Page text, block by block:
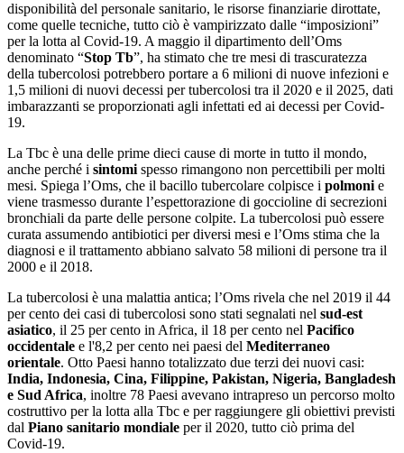
disponibilità del personale sanitario, le risorse finanziarie dirottate,
come quelle tecniche, tutto ciò è vampirizzato dalle “imposizioni”
per la lotta al Covid-19. A maggio il dipartimento dell’Oms
denominato “Stop Tb”, ha stimato che tre mesi di trascuratezza
della tubercolosi potrebbero portare a 6 milioni di nuove infezioni e
1,5 milioni di nuovi decessi per tubercolosi tra il 2020 e il 2025, dati
imbarazzanti se proporzionati agli infettati ed ai decessi per Covid-
19.
La Tbc è una delle prime dieci cause di morte in tutto il mondo,
anche perché i sintomi spesso rimangono non percettibili per molti
mesi. Spiega l’Oms, che il bacillo tubercolare colpisce i polmoni e
viene trasmesso durante l’espettorazione di goccioline di secrezioni
bronchiali da parte delle persone colpite. La tubercolosi può essere
curata assumendo antibiotici per diversi mesi e l’Oms stima che la
diagnosi e il trattamento abbiano salvato 58 milioni di persone tra il
2000 e il 2018.
La tubercolosi è una malattia antica; l’Oms rivela che nel 2019 il 44
per cento dei casi di tubercolosi sono stati segnalati nel sud-est
asiatico, il 25 per cento in Africa, il 18 per cento nel Pacifico
occidentale e l'8,2 per cento nei paesi del Mediterraneo
orientale. Otto Paesi hanno totalizzato due terzi dei nuovi casi:
India, Indonesia, Cina, Filippine, Pakistan, Nigeria, Bangladesh
e Sud Africa, inoltre 78 Paesi avevano intrapreso un percorso molto
costruttivo per la lotta alla Tbc e per raggiungere gli obiettivi previsti
dal Piano sanitario mondiale per il 2020, tutto ciò prima del
Covid-19.